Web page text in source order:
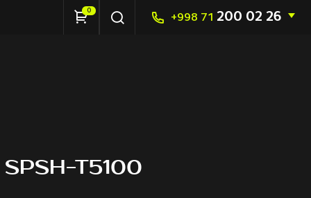
0
+998 71 200 02 26
T5100